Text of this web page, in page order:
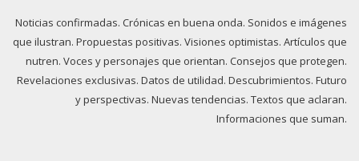
Noticias confirmadas. Crónicas en buena onda. Sonidos e imágenes
que ilustran. Propuestas positivas. Visiones optimistas. Artículos que
nutren. Voces y personajes que orientan. Consejos que protegen.
Revelaciones exclusivas. Datos de utilidad. Descubrimientos. Futuro
y perspectivas. Nuevas tendencias. Textos que aclaran.
Informaciones que suman.